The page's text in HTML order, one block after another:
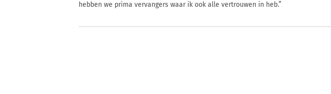
hebben we prima vervangers waar ik ook alle vertrouwen in heb.”